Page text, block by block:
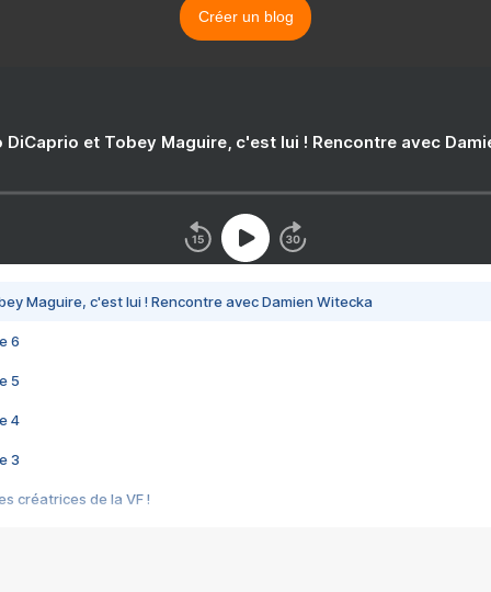
Créer un blog
DiCaprio et Tobey Maguire, c'est lui ! Rencontre avec
Maguire, c'est lui ! Rencontre avec Damien Witecka
6
5
4
3
créatrices de la VF !